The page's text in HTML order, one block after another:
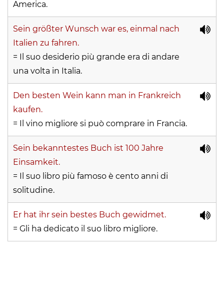
America.
Sein größter Wunsch war es, einmal nach
Italien zu fahren.
= Il suo desiderio più grande era di andare
una volta in Italia.
Den besten Wein kann man in Frankreich
kaufen.
= Il vino migliore si può comprare in Francia.
Sein bekanntestes Buch ist 100 Jahre
Einsamkeit.
= Il suo libro più famoso è cento anni di
solitudine.
Er hat ihr sein bestes Buch gewidmet.
= Gli ha dedicato il suo libro migliore.